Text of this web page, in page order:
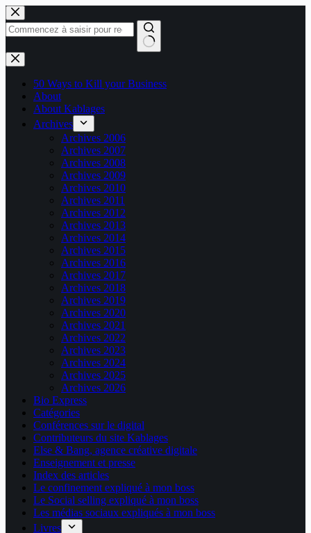
Passer
au
contenu
Aucun
résultat
50 Ways to Kill your Business
About
About Kablages
Archives
Archives 2006
Archives 2007
Archives 2008
Archives 2009
Archives 2010
Archives 2011
Archives 2012
Archives 2013
Archives 2014
Archives 2015
Archives 2016
Archives 2017
Archives 2018
Archives 2019
Archives 2020
Archives 2021
Archives 2022
Archives 2023
Archives 2024
Archives 2025
Archives 2026
Bio Express
Catégories
Conférences sur le digital
Contributeurs du site Kablages
Else & Bang, agence créative digitale
Enseignement et presse
Index des articles
Le confinement expliqué à mon boss
Le Social selling expliqué à mon boss
Les médias sociaux expliqués à mon boss
Livres